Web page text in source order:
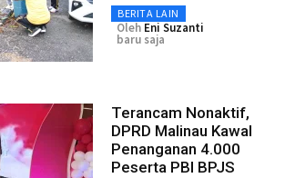
BERITA LAIN
Oleh Eni Suzanti
baru saja
Terancam Nonaktif,
DPRD Malinau Kawal
Penanganan 4.000
Peserta PBI BPJS